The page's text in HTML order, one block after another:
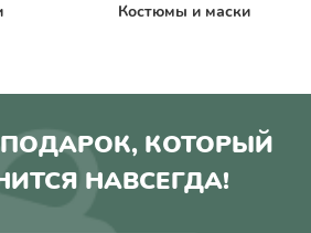
Костюмы и маски
КОТОРЫЙ
НАВСЕГДА!